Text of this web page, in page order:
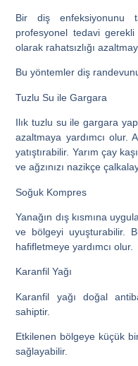
Bir diş enfeksiyonunu
profesyonel tedavi
olarak rahatsızlığı
Bu yöntemler diş
Tuzlu Su ile Gargara
Ilık tuzlu su ile gargara
azaltmaya yardımcı olur.
yatıştırabilir. Yarım çay
ve ağzınızı nazikçe
Soğuk Kompres
Yanağın dış kısmına
ve bölgeyi uyuşturabilir.
hafifletmeye yardımcı olur.
Karanfil Yağı
Karanfil yağı doğal
sahiptir.
Etkilenen bölgeye küçük
sağlayabilir.